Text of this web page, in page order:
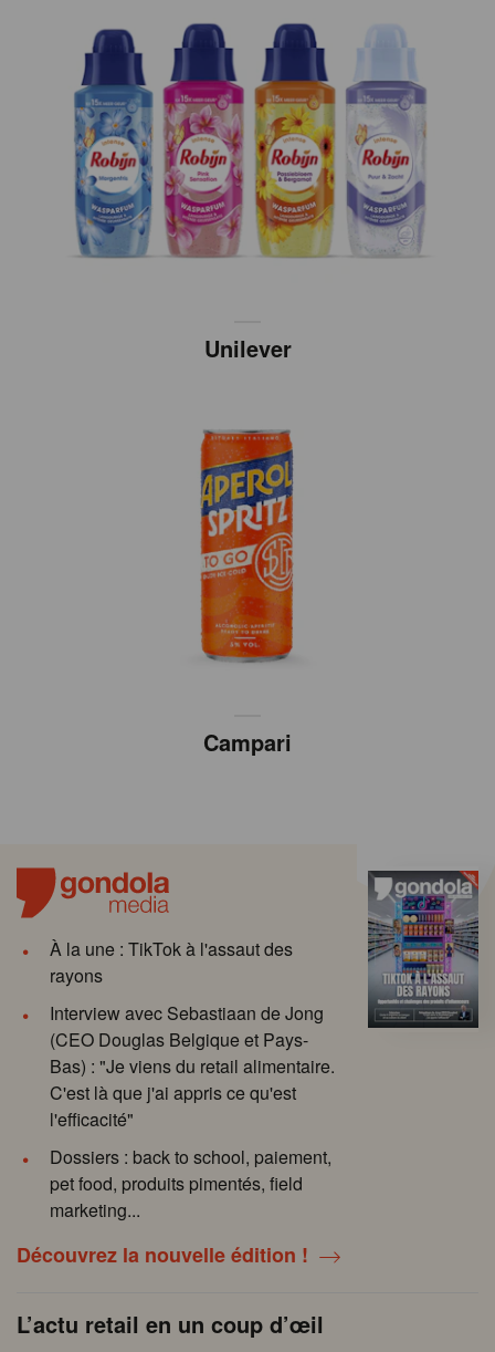
Unilever
Campari
À la une : TikTok à l'assaut des
rayons
Interview avec Sebastiaan de Jong
(CEO Douglas Belgique et Pays-
Bas) : "Je viens du retail alimentaire.
C'est là que j'ai appris ce qu'est
l'efficacité"
Dossiers : back to school, paiement,
pet food, produits pimentés, field
marketing...
Découvrez la nouvelle édition !
L’actu retail en un coup d’œil